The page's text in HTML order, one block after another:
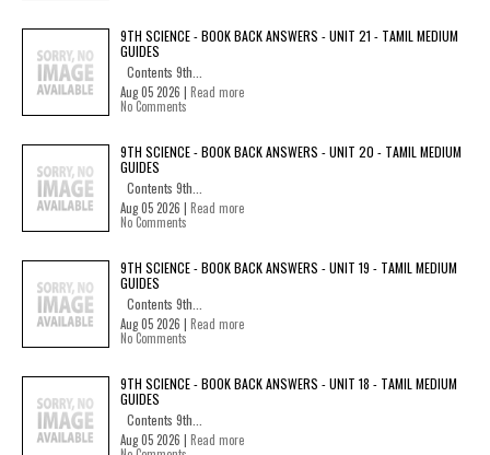
9TH SCIENCE - BOOK BACK ANSWERS - UNIT 21 - TAMIL MEDIUM
GUIDES
Contents 9th...
Aug 05 2026 | Read more
No Comments
9TH SCIENCE - BOOK BACK ANSWERS - UNIT 20 - TAMIL MEDIUM
GUIDES
Contents 9th...
Aug 05 2026 | Read more
No Comments
9TH SCIENCE - BOOK BACK ANSWERS - UNIT 19 - TAMIL MEDIUM
GUIDES
Contents 9th...
Aug 05 2026 | Read more
No Comments
9TH SCIENCE - BOOK BACK ANSWERS - UNIT 18 - TAMIL MEDIUM
GUIDES
Contents 9th...
Aug 05 2026 | Read more